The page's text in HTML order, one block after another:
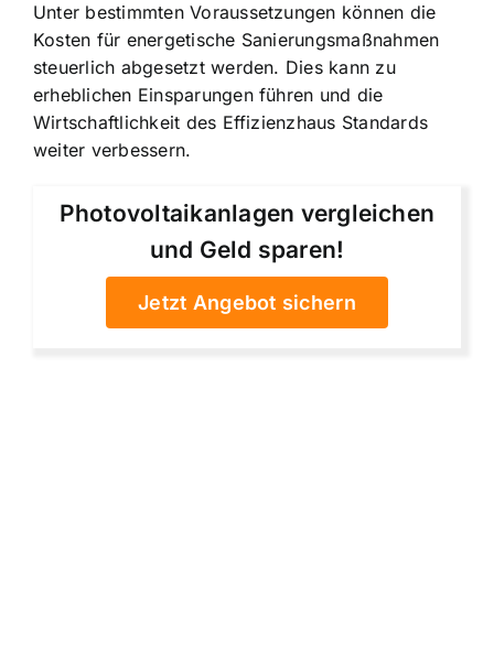
Unter bestimmten Voraussetzungen können die
Kosten für energetische Sanierungsmaßnahmen
steuerlich abgesetzt werden. Dies kann zu
erheblichen Einsparungen führen und die
Wirtschaftlichkeit des Effizienzhaus Standards
weiter verbessern.
Photovoltaikanlagen vergleichen
und Geld sparen!
Jetzt Angebot sichern